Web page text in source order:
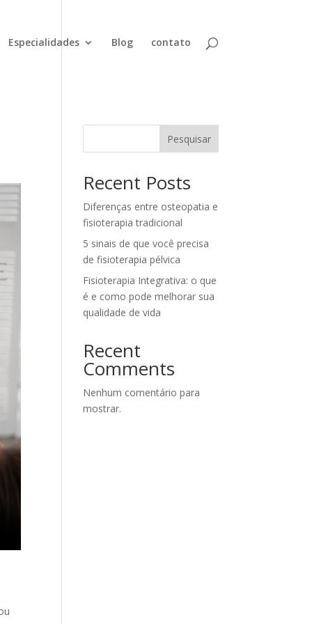
Especialidades Blog contato
Pesquisar
Recent Posts
Diferenças entre osteopatia e
fisioterapia tradicional
5 sinais de que você precisa
de fisioterapia pélvica
Fisioterapia Integrativa: o que
é e como pode melhorar sua
qualidade de vida
Recent
Comments
Nenhum comentário para
mostrar.